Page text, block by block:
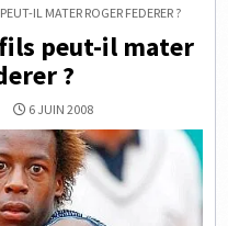
IL MATER ROGER FEDERER ?
peut-il mater
?
6 JUIN 2008